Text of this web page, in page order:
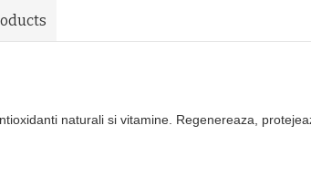
naturali si vitamine. Regenereaza,